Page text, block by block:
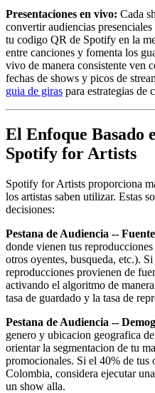
Presentaciones en vivo: Cada
convertir audiencias
tu codigo QR de Spotify en la
entre canciones y fomenta los
vivo de manera consistente ven
fechas de shows y picos de
guia de giras para estrategias de
El Enfoque Basado
Spotify for Artists
Spotify for Artists proporciona
los artistas saben utilizar. Estas
decisiones:
Pestana de Audiencia --
donde vienen tus
otros oyentes, busqueda, etc.).
reproducciones provienen de
activando el algoritmo de
tasa de guardado y la tasa de
Pestana de Audiencia --
genero y ubicacion geografica
orientar la segmentacion de tu
promocionales. Si el 40% de tus
Colombia, considera ejecutar una
un show alla.